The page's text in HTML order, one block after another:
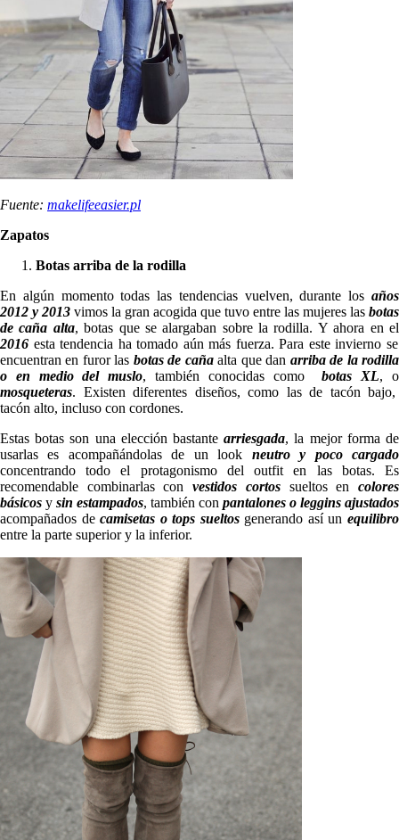
Fuente: makelifeeasier.pl
Zapatos
Botas arriba de la rodilla
En algún momento todas las tendencias vuelven, durante los años
2012 y 2013 vimos la gran acogida que tuvo entre las mujeres las botas
de caña alta, botas que se alargaban sobre la rodilla. Y ahora en el
2016 esta tendencia ha tomado aún más fuerza. Para este invierno se
encuentran en furor las botas de cañaalta que dan arriba de la rodilla
o en medio del muslo, también conocidas comobotas XL, o
mosqueteras. Existen diferentes diseños, como las de tacón bajo,
tacón alto, incluso con cordones.
Estas botas son una elección bastantearriesgada, la mejor forma de
usarlas es acompañándolas de un look neutro y poco cargado
concentrando todo el protagonismo del outfit en las botas. Es
recomendable combinarlas convestidos cortossueltos encolores
básicos y sin estampados, también con pantalones o leggins ajustados
acompañados decamisetas o tops sueltos generando así unequilibro
entre la parte superior y la inferior.